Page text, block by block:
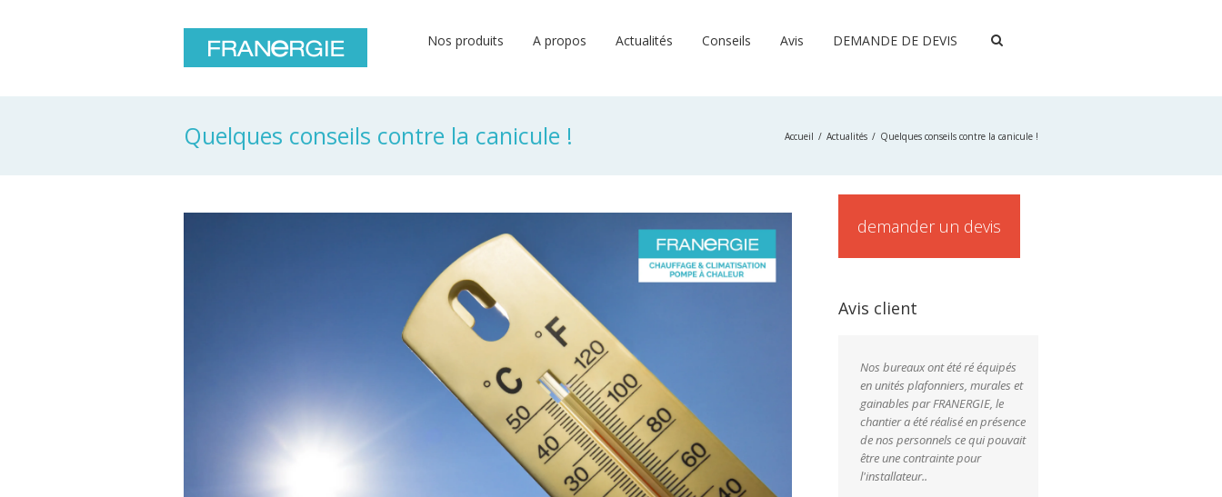
Nos produits A propos Actualités Conseils Avis DEMANDE DE DEVIS
Quelques conseils contre la canicule ! Accueil Actualités Quelques conseils contre la canicule !
demander un devis
Avis client
Nos bureaux ont été ré équipés
en unités plafonniers, murales et
gainables par FRANERGIE, le
chantier a été réalisé en présence
de nos personnels ce qui pouvait
être une contrainte pour
l'installateur..